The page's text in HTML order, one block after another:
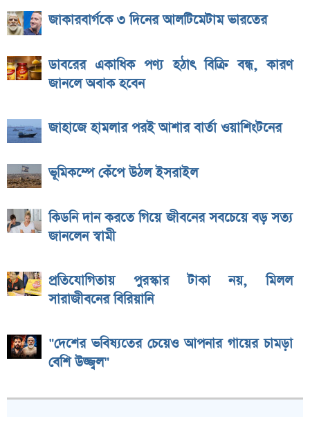
জাকারবার্গকে ৩ দিনের আলটিমেটাম ভারতের
ডাবরের একাধিক পণ্য হঠাৎ বিক্রি বন্ধ, কারণ
জানলে অবাক হবেন
জাহাজে হামলার পরই আশার বার্তা ওয়াশিংটনের
ভূমিকম্পে কেঁপে উঠল ইসরাইল
কিডনি দান করতে গিয়ে জীবনের সবচেয়ে বড় সত্য
জানলেন স্বামী
প্রতিযোগিতায় পুরস্কার টাকা নয়, মিলল
সারাজীবনের বিরিয়ানি
"দেশের ভবিষ্যতের চেয়েও আপনার গায়ের চামড়া
বেশি উজ্জ্বল"